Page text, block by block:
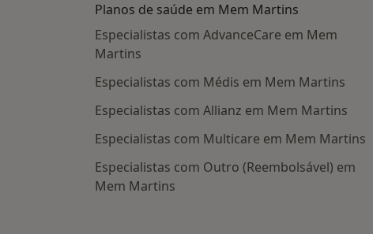
Planos de saúde em Mem Martins
Especialistas com AdvanceCare em Mem
Martins
Especialistas com Médis em Mem Martins
Especialistas com Allianz em Mem Martins
Especialistas com Multicare em Mem Martins
Especialistas com Outro (Reembolsável) em
Mem Martins